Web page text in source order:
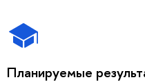
Планируемые